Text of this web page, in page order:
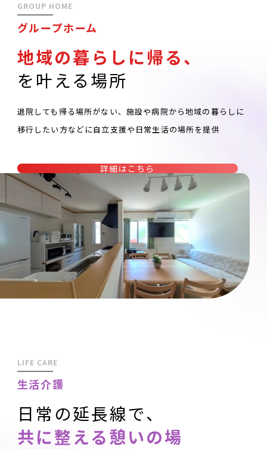
GROUP HOME
グループホーム
地域の暮らしに帰る、
を叶える場所
退院しても帰る場所がない、施設や病院から地域の暮らしに
移行したい方などに自立支援や日常生活の場所を提供
詳細はこちら
LIFE CARE
生活介護
日常の延長線で、
共に整える憩いの場